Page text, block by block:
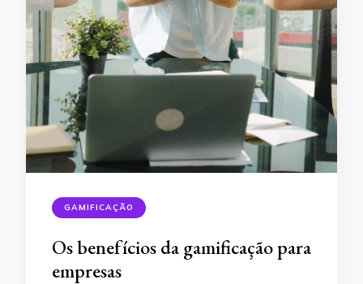
GAMIFICAÇÃO
Os benefícios da gamificação para
empresas